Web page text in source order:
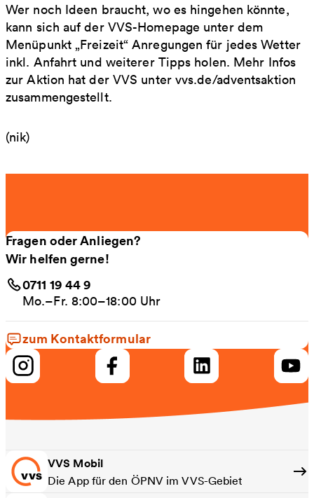
Wer noch Ideen braucht, wo es hingehen könnte,
kann sich auf der VVS-Homepage unter dem
Menüpunkt „Freizeit“ Anregungen für jedes Wetter
inkl. Anfahrt und weiterer Tipps holen. Mehr Infos
zur Aktion hat der VVS unter vvs.de/adventsaktion
zusammengestellt.
(nik)
Fragen oder Anliegen?
Wir helfen gerne!
0711 19 44 9
Mo.–Fr. 8:00–18:00 Uhr
zum Kontaktformular
VVS Mobil
Die App für den ÖPNV im VVS-Gebiet